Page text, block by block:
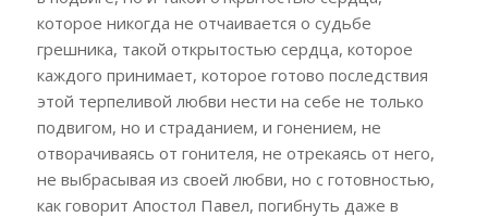
которое никогда не отчаивается о судьбе
грешника, такой открытостью сердца, которое
каждого принимает, которое готово последствия
этой терпеливой любви нести на себе не только
подвигом, но и страданием, и гонением, не
отворачиваясь от гонителя, не отрекаясь от него,
не выбрасывая из своей любви, но с готовностью,
как говорит Апостол Павел, погибнуть даже в